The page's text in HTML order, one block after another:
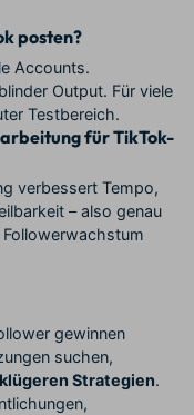
posten?
Accounts.
Output. Für viele
Testbereich.
für TikTok-
verbessert Tempo,
– also genau
gewinnen
suchen,
Strategien.